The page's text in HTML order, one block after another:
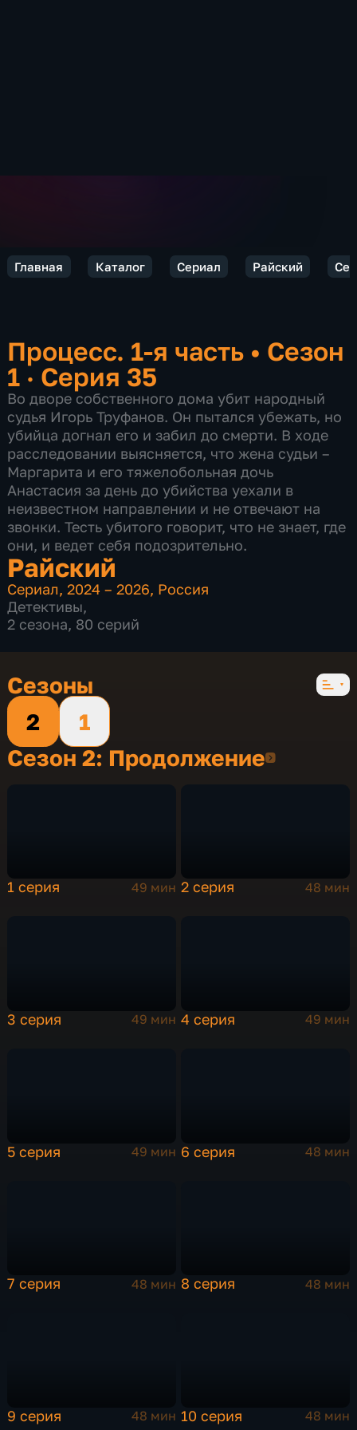
Главная Каталог Сериал Райский
Процесс. 1-я часть • Сезон
1 · Серия 35
Во дворе собственного дома убит народный
судья Игорь Труфанов. Он пытался убежать, но
убийца догнал его и забил до смерти. В ходе
расследовании выясняется, что жена судьи –
Маргарита и его тяжелобольная дочь
Анастасия за день до убийства уехали в
неизвестном направлении и не отвечают на
звонки. Тесть убитого говорит, что не знает, где
они, и ведет себя подозрительно.
Райский
Сериал,2024 – 2026, Россия
Детективы,
2 сезона, 80 серий
Сезоны
2
1
Сезон 2: ПродолжениеСезон 2
1 серия 49 мин 2 серия 48 мин
3 серия 49 мин 4 серия 49 мин
5 серия 49 мин 6 серия 48 мин
7 серия 48 мин 8 серия 48 мин
9 серия 48 мин 10 серия 48 мин